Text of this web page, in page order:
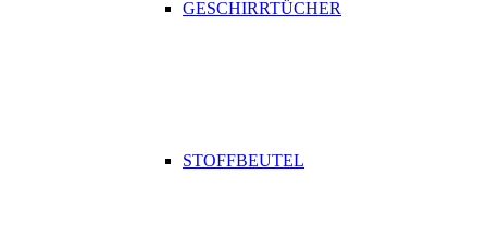
GESCHIRRTÜCHER
STOFFBEUTEL